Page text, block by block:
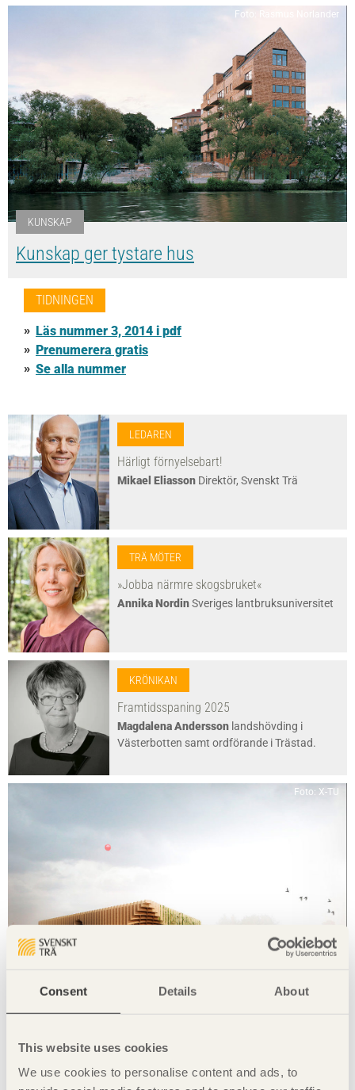
Consent Details About
This website uses cookies
We use cookies to personalise content and ads, to
Foto: Rasmus Norlander
KUNSKAP
Kunskap ger tystare hus
TIDNINGEN
Läs nummer 3, 2014 i pdf
Prenumerera gratis
Se alla nummer
LEDAREN
Härligt förnyelsebart!
Mikael Eliasson Direktör, Svenskt Trä
TRÄ MÖTER
»Jobba närmre skogsbruket«
Annika NordinSveriges lantbruksuniversitet
KRÖNIKAN
Framtidsspaning 2025
Magdalena Andersson landshövding i
Västerbotten samt ordförande i Trästad.
Foto: X-TU
NOTERAT
Franska paviljongeni Milano, Italien av
Foto: Pasi Alto